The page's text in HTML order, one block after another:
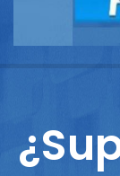
Reportajes